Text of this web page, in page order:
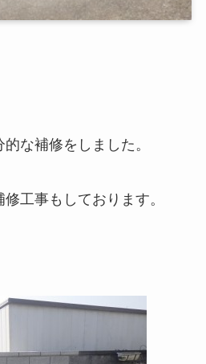
な補修をしました。
工事もしております。